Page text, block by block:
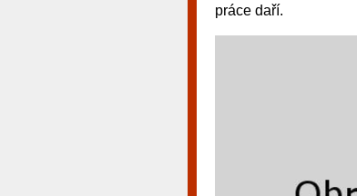
práce daří.